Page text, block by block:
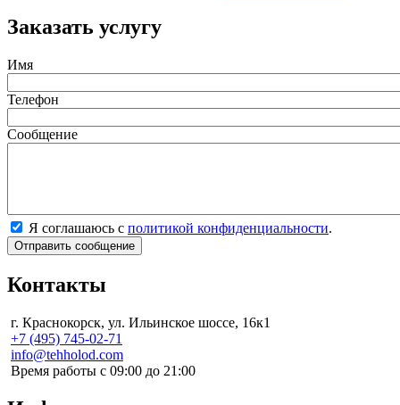
Заказать услугу
Имя
Телефон
Сообщение
Я соглашаюсь с политикой конфиденциальности.
Контакты
г. Краснокорск, ул. Ильинское шоссе, 16к1
+7 (495) 745-02-71
info@tehholod.com
Время работы с 09:00 до 21:00